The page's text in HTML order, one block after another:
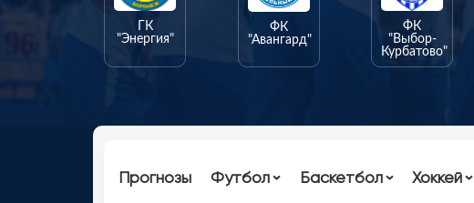
ГК
"Энергия"
ФК
"Авангард"
ФК
"Выбор-
Курбатово"
Прогнозы Футбол Баскетбол Хоккей